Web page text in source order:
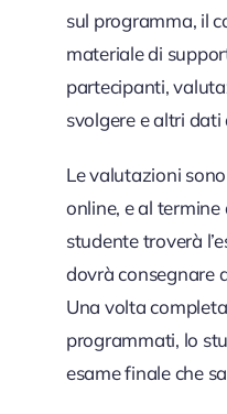
sul programma, il
materiale di
partecipanti,
svolgere e altri dati
Le valutazioni
online, e al
studente troverà
dovrà consegnare
Una volta
programmati, lo
esame finale che